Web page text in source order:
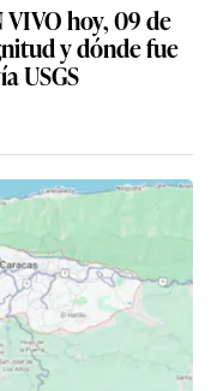
hoy, 09 de
y dónde fue
USGS